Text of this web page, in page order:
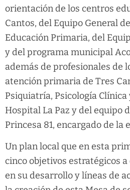
orientación de los centros
Cantos, del Equipo General
Educación Primaria, del
y del programa municipal
además de profesionales de
atención primaria de Tres
Psiquiatría, Psicología
Hospital La Paz y del equipo
Princesa 81, encargado de la
Un plan local que en esta
cinco objetivos estratégicos
en su desarrollo y líneas de